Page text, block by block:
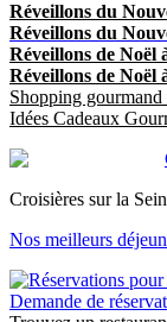
Réveillons du
Réveillons du
Réveillons de Noël
Réveillons de Noël
Shopping gourmand
Idées Cadeaux
Croisières sur la
Nos meilleurs
Demande de